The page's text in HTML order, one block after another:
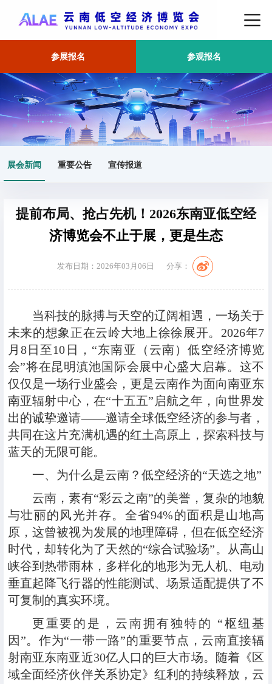
参展报名 参观报名
展会新闻 重要公告 宣传报道
首页 展会新闻 正文
提前布局、抢占先机！2026东南亚低空经
济博览会不止于展，更是生态
发布日期：2026年03月06日 分享：
当科技的脉搏与天空的辽阔相遇，一场关于
未来的想象正在云岭大地上徐徐展开。2026年7
月8日至10日，“东南亚（云南）低空经济博览
会”将在昆明滇池国际会展中心盛大启幕。这不
仅仅是一场行业盛会，更是云南作为面向南亚东
南亚辐射中心，在“十五五”启航之年，向世界发
出的诚挚邀请——邀请全球低空经济的参与者，
共同在这片充满机遇的红土高原上，探索科技与
蓝天的无限可能。
‍一、为什么是云南？低空经济的“天选之地”
云南，素有“彩云之南”的美誉，复杂的地貌
与壮丽的风光并存。全省94%的面积是山地高
原，这曾被视为发展的地理障碍，但在低空经济
时代，却转化为了天然的“综合试验场”。从高山
峡谷到热带雨林，多样化的地形为无人机、电动
垂直起降飞行器的性能测试、场景适配提供了不
可复制的真实环境。
更重要的是，云南拥有独特的 “枢纽基
因”。作为“一带一路”的重要节点，云南直接辐
射南亚东南亚近30亿人口的巨大市场。随着《区
域全面经济伙伴关系协定》红利的持续释放，云